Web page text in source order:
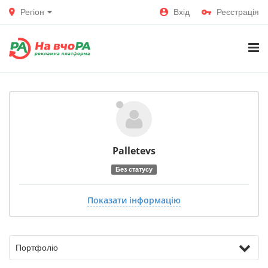
Регіон Вхід Реєстрація
Palletevs
Без статусу
Показати інформацію
Портфоліо